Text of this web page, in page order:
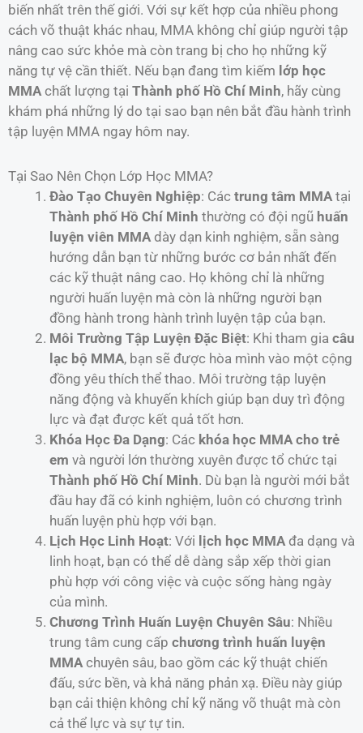
biến nhất trên thế giới. Với sự kết hợp của nhiều phong
cách võ thuật khác nhau, MMA không chỉ giúp người tập
nâng cao sức khỏe mà còn trang bị cho họ những kỹ
năng tự vệ cần thiết. Nếu bạn đang tìm kiếm lớp học
MMA chất lượng tại Thành phố Hồ Chí Minh, hãy cùng
khám phá những lý do tại sao bạn nên bắt đầu hành trình
tập luyện MMA ngay hôm nay.
Tại Sao Nên Chọn Lớp Học MMA?
Đào Tạo Chuyên Nghiệp: Các trung tâm MMA tại
Thành phố Hồ Chí Minh thường có đội ngũ huấn
luyện viên MMA dày dạn kinh nghiệm, sẵn sàng
hướng dẫn bạn từ những bước cơ bản nhất đến
các kỹ thuật nâng cao. Họ không chỉ là những
người huấn luyện mà còn là những người bạn
đồng hành trong hành trình luyện tập của bạn.
Môi Trường Tập Luyện Đặc Biệt: Khi tham gia câu
lạc bộ MMA, bạn sẽ được hòa mình vào một cộng
đồng yêu thích thể thao. Môi trường tập luyện
năng động và khuyến khích giúp bạn duy trì động
lực và đạt được kết quả tốt hơn.
Khóa Học Đa Dạng: Các khóa học MMA cho trẻ
em và người lớn thường xuyên được tổ chức tại
Thành phố Hồ Chí Minh. Dù bạn là người mới bắt
đầu hay đã có kinh nghiệm, luôn có chương trình
huấn luyện phù hợp với bạn.
Lịch Học Linh Hoạt: Với lịch học MMA đa dạng và
linh hoạt, bạn có thể dễ dàng sắp xếp thời gian
phù hợp với công việc và cuộc sống hàng ngày
của mình.
Chương Trình Huấn Luyện Chuyên Sâu: Nhiều
trung tâm cung cấp chương trình huấn luyện
MMA chuyên sâu, bao gồm các kỹ thuật chiến
đấu, sức bền, và khả năng phản xạ. Điều này giúp
bạn cải thiện không chỉ kỹ năng võ thuật mà còn
cả thể lực và sự tự tin.